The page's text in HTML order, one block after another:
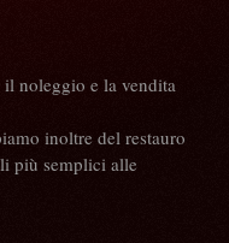
noleggio e la vendita
inoltre del restauro
più semplici alle